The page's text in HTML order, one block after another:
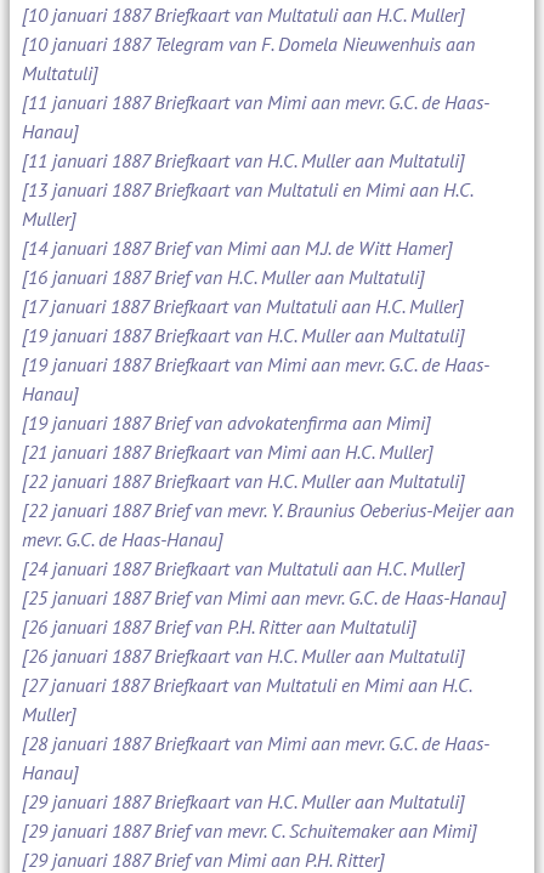
[10 januari 1887 Briefkaart van Multatuli aan H.C. Muller]
[10 januari 1887 Telegram van F. Domela Nieuwenhuis aan
Multatuli]
[11 januari 1887 Briefkaart van Mimi aan mevr. G.C. de Haas-
Hanau]
[11 januari 1887 Briefkaart van H.C. Muller aan Multatuli]
[13 januari 1887 Briefkaart van Multatuli en Mimi aan H.C.
Muller]
[14 januari 1887 Brief van Mimi aan M.J. de Witt Hamer]
[16 januari 1887 Brief van H.C. Muller aan Multatuli]
[17 januari 1887 Briefkaart van Multatuli aan H.C. Muller]
[19 januari 1887 Briefkaart van H.C. Muller aan Multatuli]
[19 januari 1887 Briefkaart van Mimi aan mevr. G.C. de Haas-
Hanau]
[19 januari 1887 Brief van advokatenfirma aan Mimi]
[21 januari 1887 Briefkaart van Mimi aan H.C. Muller]
[22 januari 1887 Briefkaart van H.C. Muller aan Multatuli]
[22 januari 1887 Brief van mevr. Y. Braunius Oeberius-Meijer aan
mevr. G.C. de Haas-Hanau]
[24 januari 1887 Briefkaart van Multatuli aan H.C. Muller]
[25 januari 1887 Brief van Mimi aan mevr. G.C. de Haas-Hanau]
[26 januari 1887 Brief van P.H. Ritter aan Multatuli]
[26 januari 1887 Briefkaart van H.C. Muller aan Multatuli]
[27 januari 1887 Briefkaart van Multatuli en Mimi aan H.C.
Muller]
[28 januari 1887 Briefkaart van Mimi aan mevr. G.C. de Haas-
Hanau]
[29 januari 1887 Briefkaart van H.C. Muller aan Multatuli]
[29 januari 1887 Brief van mevr. C. Schuitemaker aan Mimi]
[29 januari 1887 Brief van Mimi aan P.H. Ritter]